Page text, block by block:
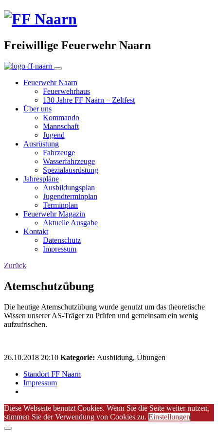
Freiwillige Feuerwehr Naarn
Feuerwehr Naarn
Feuerwehrhaus
130 Jahre FF Naarn – Zeltfest
Über uns
Kommando
Mannschaft
Jugend
Ausrüstung
Fahrzeuge
Wasserfahrzeuge
Spezialausrüstung
Jahrespläne
Ausbildungsplan
Jugendterminplan
Terminplan
Feuerwehr Magazin
Aktuelle Ausgabe
Kontakt
Datenschutz
Impressum
Zurück
Atemschutzübung
Die heutige Atemschutzübung wurde genutzt um das theoretische
Wissen unserer AS-Träger zu Prüfen und gemeinsam ein wenig
aufzufrischen.
26.10.2018 20:10 Kategorie: Ausbildung, Übungen
Standort FF Naarn
Impressum
Diese Webseite benutzt Cookies. Wenn Sie die Seite weiter nutzen,
stimmen Sie der Verwendung von Cookies zu. Einstellungen